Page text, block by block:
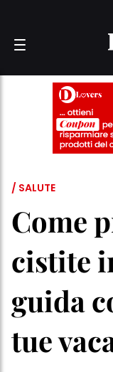
/ SALUTE
Come
cistite
guida
tue